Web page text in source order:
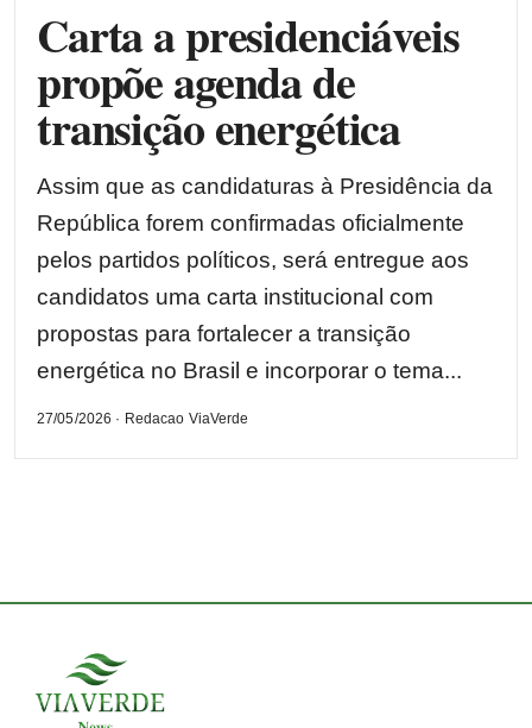
Carta a presidenciáveis
propõe agenda de
transição energética
Assim que as candidaturas à Presidência da
República forem confirmadas oficialmente
pelos partidos políticos, será entregue aos
candidatos uma carta institucional com
propostas para fortalecer a transição
energética no Brasil e incorporar o tema...
27/05/2026 · Redacao ViaVerde